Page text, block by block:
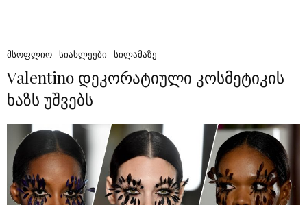
ᲛᲡᲝᲤᲚᲘᲝ ᲡᲘᲐᲮᲚᲔᲔᲑᲘ ᲡᲘᲚᲐᲛᲐᲖᲔ
Valentino დეკორატიული კოსმეტიკის
ხაზს უშვებს